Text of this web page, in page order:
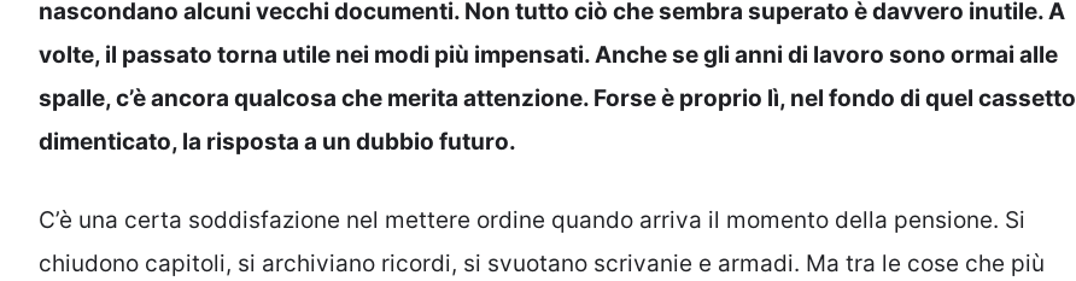
nascondano alcuni vecchi documenti. Non tutto ciò che sembra superato è davvero inutile. A
volte, il passato torna utile nei modi più impensati. Anche se gli anni di lavoro sono ormai alle
spalle, c’è ancora qualcosa che merita attenzione. Forse è proprio lì, nel fondo di quel cassetto
dimenticato, la risposta a un dubbio futuro.
C’è una certa soddisfazione nel mettere ordine quando arriva il momento della pensione. Si
chiudono capitoli, si archiviano ricordi, si svuotano scrivanie e armadi. Ma tra le cose che più